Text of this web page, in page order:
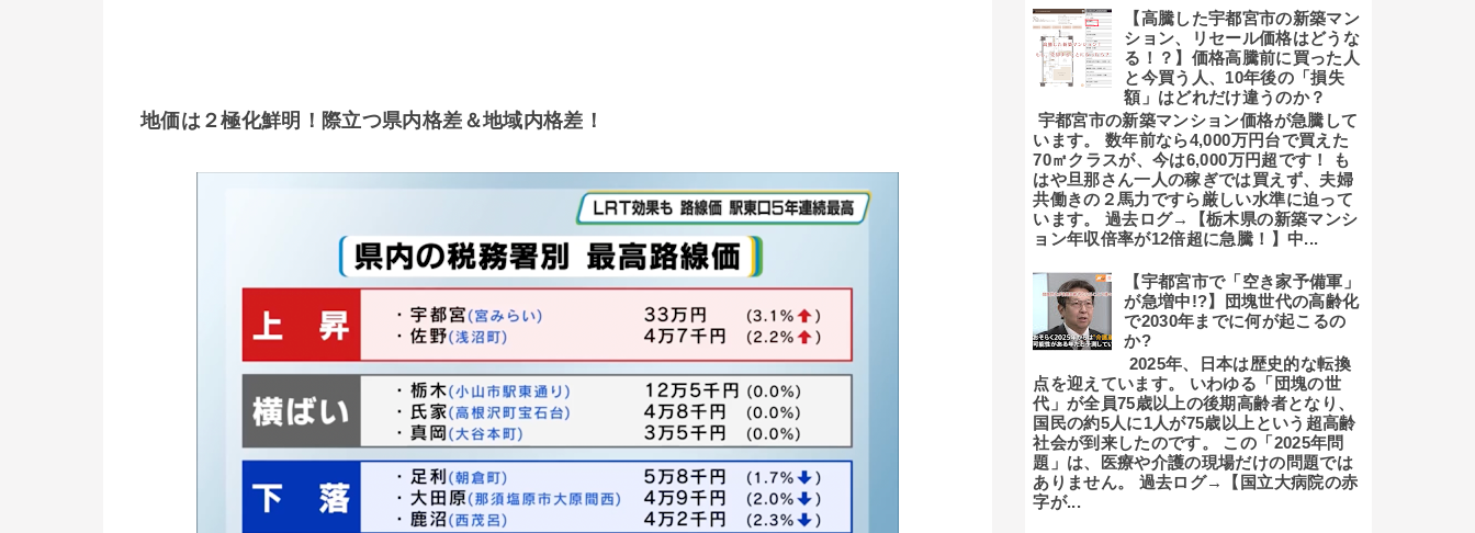
地価は２極化鮮明！際立つ県内格差＆地域内格差！
【高騰した宇都宮市の新築マン
ション、リセール価格はどうな
る！？】価格高騰前に買った人
と今買う人、10年後の「損失
額」はどれだけ違うのか？
宇都宮市の新築マンション価格が急騰して
います。 数年前なら4,000万円台で買えた
70㎡クラスが、今は6,000万円超です！ も
はや旦那さん一人の稼ぎでは買えず、夫婦
共働きの２馬力ですら厳しい水準に迫って
います。 過去ログ→【栃木県の新築マンシ
ョン年収倍率が12倍超に急騰！】中...
【宇都宮市で「空き家予備軍」
が急増中!?】団塊世代の高齢化
で2030年までに何が起こるの
か?
2025年、日本は歴史的な転換
点を迎えています。 いわゆる「団塊の世
代」が全員75歳以上の後期高齢者となり、
国民の約5人に1人が75歳以上という超高齢
社会が到来したのです。 この「2025年問
題」は、医療や介護の現場だけの問題では
ありません。 過去ログ→【国立大病院の赤
字が...